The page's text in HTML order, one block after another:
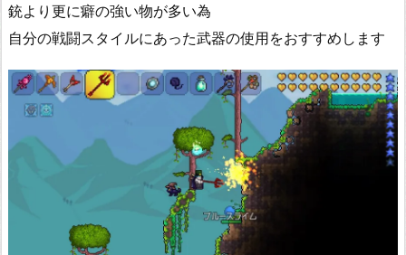
銃より更に癖の強い物が多い為
自分の戦闘スタイルにあった武器の使用をおすすめします